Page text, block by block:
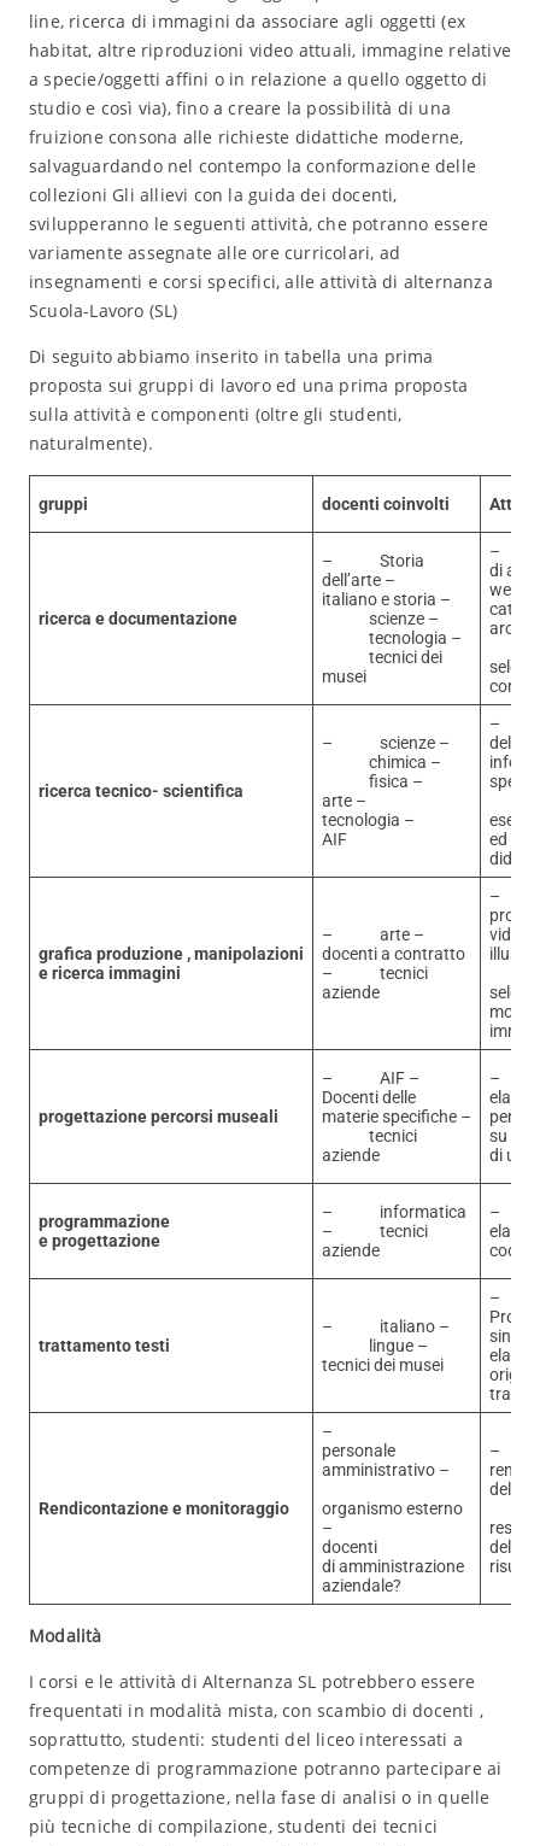
line, ricerca di immagini da associare agli oggetti (ex
habitat, altre riproduzioni video attuali, immagine relative
a specie/oggetti affini o in relazione a quello oggetto di
studio e così via), fino a creare la possibilità di una
fruizione consona alle richieste didattiche moderne,
salvaguardando nel contempo la conformazione delle
collezioni Gli allievi con la guida dei docenti,
svilupperanno le seguenti attività, che potranno essere
variamente assegnate alle ore curricolari, ad
insegnamenti e corsi specifici, alle attività di alternanza
Scuola-Lavoro (SL)
Di seguito abbiamo inserito in tabella una prima
proposta sui gruppi di lavoro ed una prima proposta
sulla attività e componenti (oltre gli studenti,
naturalmente).
gruppi docenti coinvolti
ricerca e documentazione
– Storia
dell’arte –
italiano e storia –
scienze –
tecnologia –
tecnici dei
musei
–
di
ricerca tecnico- scientifica
– scienze –
chimica –
fisica –
arte –
tecnologia –
AIF
–
delle
ed
grafica produzione , manipolazioni
e ricerca immagini
– arte –
docenti a contratto
– tecnici
aziende
video
progettazione percorsi museali
– AIF –
Docenti delle
materie specifiche –
tecnici
aziende
–
su
di
programmazione
e progettazione
– informatica
– tecnici
aziende
–
trattamento testi
– italiano –
lingue –
tecnici dei musei
sintesi,
Rendicontazione e monitoraggio
–
personale
amministrativo –
organismo esterno
–
docenti
di amministrazione
aziendale?
del
delle
Modalità
I corsi e le attività di Alternanza SL potrebbero essere
frequentati in modalità mista, con scambio di docenti ,
soprattutto, studenti: studenti del liceo interessati a
competenze di programmazione potranno partecipare ai
gruppi di progettazione, nella fase di analisi o in quelle
più tecniche di compilazione, studenti dei tecnici